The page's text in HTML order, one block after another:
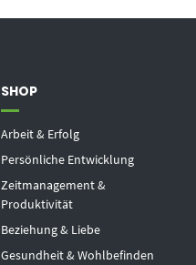
SHOP
Arbeit & Erfolg
Persönliche Entwicklung
Zeitmanagement &
Produktivität
Beziehung & Liebe
Gesundheit & Wohlbefinden